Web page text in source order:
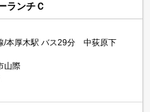
ランチＣ
/本厚木駅 バス29分 中荻原下
山際